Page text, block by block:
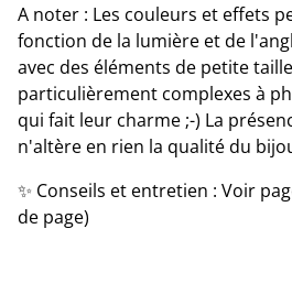
A noter : Les couleurs et effets
fonction de la lumière et de
avec des éléments de petite
particulièrement complexes à
qui fait leur charme ;-) La
n'altère en rien la qualité du
✨ Conseils et entretien : Voir
de page)